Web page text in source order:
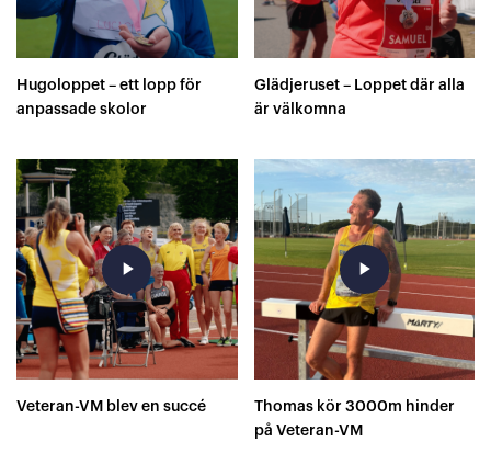
Hugoloppet – ett lopp för
anpassade skolor
Glädjeruset – Loppet där alla
är välkomna
play_arrow
Veteran-VM blev en succé
play_arrow
Thomas kör 3000m hinder
på Veteran-VM